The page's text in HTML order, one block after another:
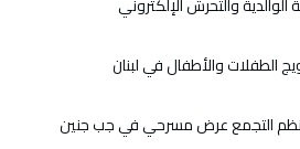
الطفلات والأطفال في لبنان